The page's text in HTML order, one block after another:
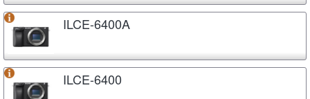
ILCE-6400A
ILCE-6400